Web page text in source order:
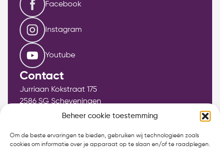
Beheer cookie toestemming
Om de beste ervaringen te bieden, gebruiken wij technologieën zoals
cookies om informatie over je apparaat op te slaan en/of te raadplegen.
Facebook
Instagram
Youtube
Contact
Jurriaan Kokstraat 175
2586 SG Scheveningen
info@bethelkerkscheveningen.nl
Wijkpredikant: ds. Gerco Lock